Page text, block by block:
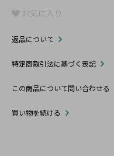
お気に入り
返品について
特定商取引法に基づく表記
この商品について問い合わせる
買い物を続ける